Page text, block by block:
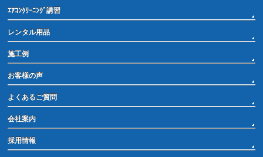
ｴｱｺﾝｸﾘｰﾆﾝｸﾞ講習
レンタル用品
施工例
お客様の声
よくあるご質問
会社案内
採用情報